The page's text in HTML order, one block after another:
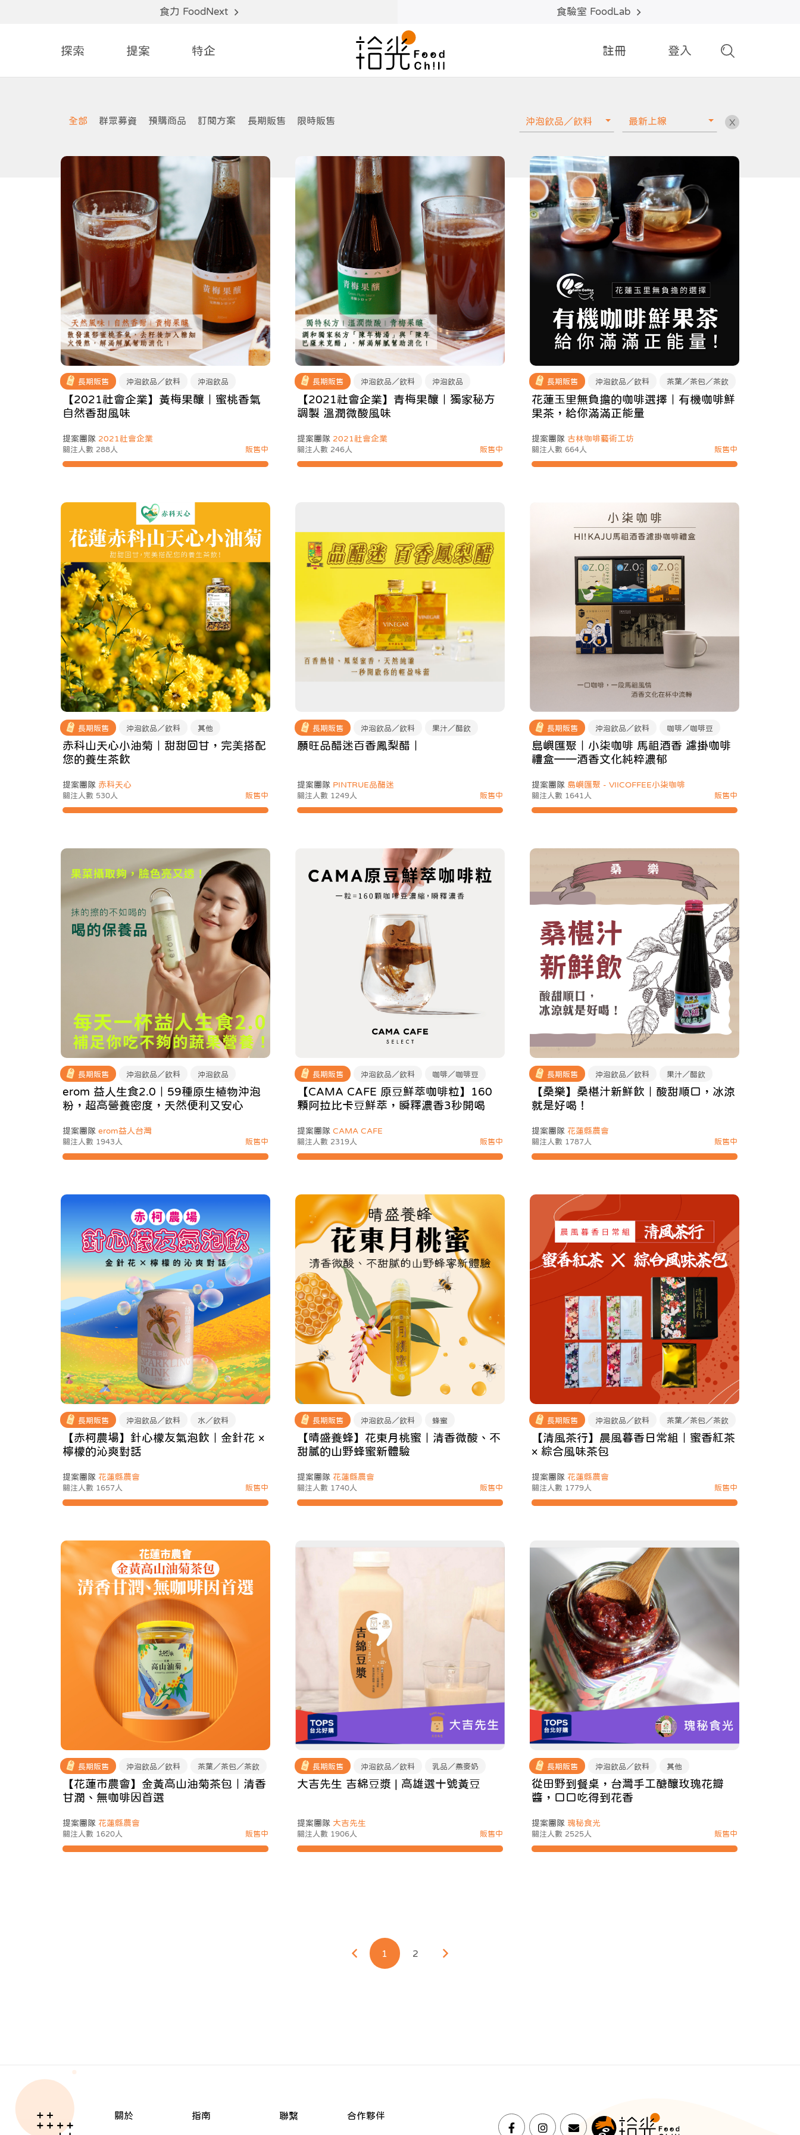
食力 FoodNext 食驗室 FoodLab
探索 提案 特企 註冊 登入
全部 群眾募資 預購商品 訂閱方案 長期販售 限時販售 沖泡飲品／飲料 最新上線 X
長期販售 沖泡飲品／飲料 沖泡飲品
【2021社會企業】黃梅果釀｜蜜桃香氣
自然香甜風味
提案團隊 2021社會企業
關注人數 288人 販售中
長期販售 沖泡飲品／飲料 沖泡飲品
【2021社會企業】青梅果釀｜獨家秘方
調製 溫潤微酸風味
提案團隊 2021社會企業
關注人數 246人 販售中
長期販售 沖泡飲品／飲料 茶葉／茶包／茶飲
花蓮玉里無負擔的咖啡選擇｜有機咖啡鮮
果茶，給你滿滿正能量
提案團隊 古林咖啡藝術工坊
關注人數 664人 販售中
長期販售 沖泡飲品／飲料 其他
赤科山天心小油菊｜甜甜回甘，完美搭配
您的養生茶飲
提案團隊 赤科天心
關注人數 530人 販售中
長期販售 沖泡飲品／飲料 果汁／醋飲
願旺品醋迷百香鳳梨醋｜
提案團隊 PINTRUE品醋迷
關注人數 1249人 販售中
長期販售 沖泡飲品／飲料 咖啡／咖啡豆
島嶼匯聚｜小柒咖啡 馬祖酒香 濾掛咖啡
禮盒——酒香文化純粹濃郁
提案團隊 島嶼匯聚 - VIICOFFEE小柒咖啡
關注人數 1641人 販售中
長期販售 沖泡飲品／飲料 沖泡飲品
erom 益人生食2.0｜59種原生植物沖泡
粉，超高營養密度，天然便利又安心
提案團隊 erom益人台灣
關注人數 1943人 販售中
長期販售 沖泡飲品／飲料 咖啡／咖啡豆
【CAMA CAFE 原豆鮮萃咖啡粒】160
顆阿拉比卡豆鮮萃，瞬釋濃香3秒開喝
提案團隊 CAMA CAFE
關注人數 2319人 販售中
長期販售 沖泡飲品／飲料 果汁／醋飲
【桑樂】桑椹汁新鮮飲｜酸甜順口，冰涼
就是好喝！
提案團隊 花蓮縣農會
關注人數 1787人 販售中
長期販售 沖泡飲品／飲料 水／飲料
【赤柯農場】針心檬友氣泡飲｜金針花 ×
檸檬的沁爽對話
提案團隊 花蓮縣農會
關注人數 1657人 販售中
長期販售 沖泡飲品／飲料 蜂蜜
【晴盛養蜂】花東月桃蜜｜清香微酸、不
甜膩的山野蜂蜜新體驗
提案團隊 花蓮縣農會
關注人數 1740人 販售中
長期販售 沖泡飲品／飲料 茶葉／茶包／茶飲
【清風茶行】晨風暮香日常組｜蜜香紅茶
× 綜合風味茶包
提案團隊 花蓮縣農會
關注人數 1779人 販售中
長期販售 沖泡飲品／飲料 茶葉／茶包／茶飲
【花蓮市農會】金黃高山油菊茶包｜清香
甘潤、無咖啡因首選
提案團隊 花蓮縣農會
關注人數 1620人 販售中
長期販售 沖泡飲品／飲料 乳品／燕麥奶
大吉先生 吉綿豆漿 | 高雄選十號黃豆
提案團隊 大吉先生
關注人數 1906人 販售中
長期販售 沖泡飲品／飲料 其他
從田野到餐桌，台灣手工醣釀玫瑰花瓣
醬，口口吃得到花香
提案團隊 瑰秘食光
關注人數 2525人 販售中
1 2
關於 指南 聯繫 合作夥伴